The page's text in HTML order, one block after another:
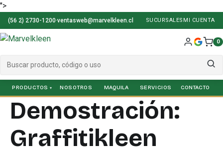
">
(56 2) 2730-1200·ventasweb@marvelkleen.cl SUCURSALES MI CUENTA
0
PRODUCTOS NOSOTROS SERVICIOS
Demostración:
Graffitikleen